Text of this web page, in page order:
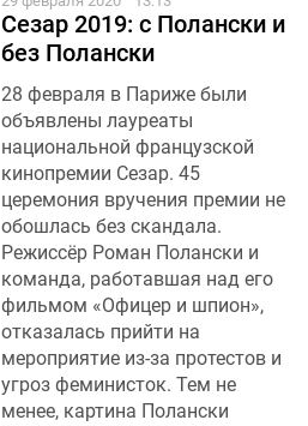
Сезар 2019: с Полански и
без Полански
28 февраля в Париже были
объявлены лауреаты
национальной французской
кинопремии Сезар. 45
церемония вручения премии не
обошлась без скандала.
Режиссёр Роман Полански и
команда, работавшая над его
фильмом «Офицер и шпион»,
отказалась прийти на
мероприятие из-за протестов и
угроз феминисток. Тем не
менее, картина Полански